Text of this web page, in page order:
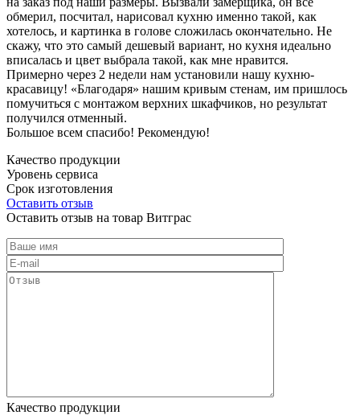
обмерил, посчитал, нарисовал кухню именно такой, как
хотелось, и картинка в голове сложилась окончательно. Не
скажу, что это самый дешевый вариант, но кухня идеально
вписалась и цвет выбрала такой, как мне нравится.
Примерно через 2 недели нам установили нашу кухню-
красавицу! «Благодаря» нашим кривым стенам, им пришлось
помучиться с монтажом верхних шкафчиков, но результат
получился отменный.
Большое всем спасибо! Рекомендую!
Качество продукции
Уровень сервиса
Срок изготовления
Оставить отзыв
Оставить отзыв на товар Витграс
Качество продукции